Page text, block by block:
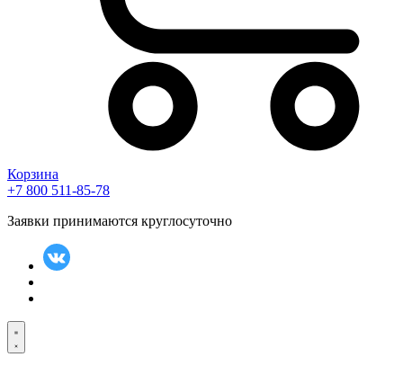
Корзина
+7 800 511-85-78
Заявки принимаются круглосуточно